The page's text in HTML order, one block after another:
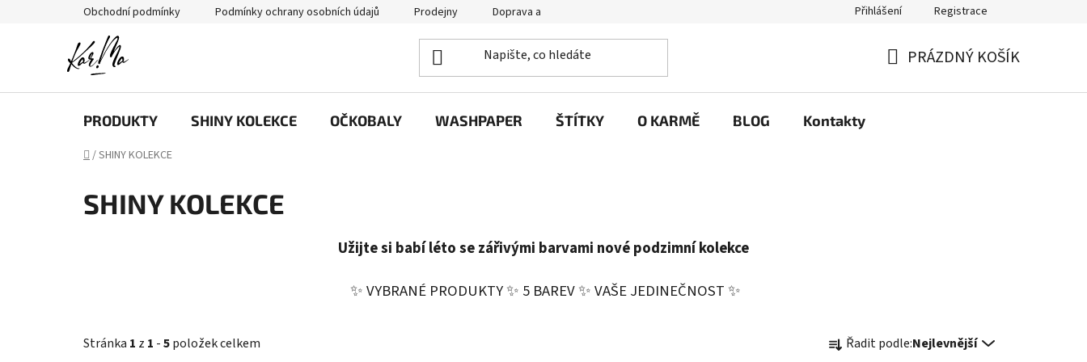
Obchodní podmínky Podmínky ochrany osobních údajů Prodejny Doprava a platba Možnosti výměny a reklamace
Přihlášení Registrace
PRÁZDNÝ KOŠÍK
PRODUKTY SHINY KOLEKCE OČKOBALY WASHPAPER ŠTÍTKY O KARMĚ BLOG Kontakty
Domů
/SHINY KOLEKCE
SHINY KOLEKCE
Užijte si babí léto se zářivými barvami nové podzimní kolekce
✨ VYBRANÉ PRODUKTY ✨ 5 BAREV ✨ VAŠE JEDINEČNOST ✨
Stránka 1 z 1 -5položek celkem
a Řadit podle:Nejlevnější